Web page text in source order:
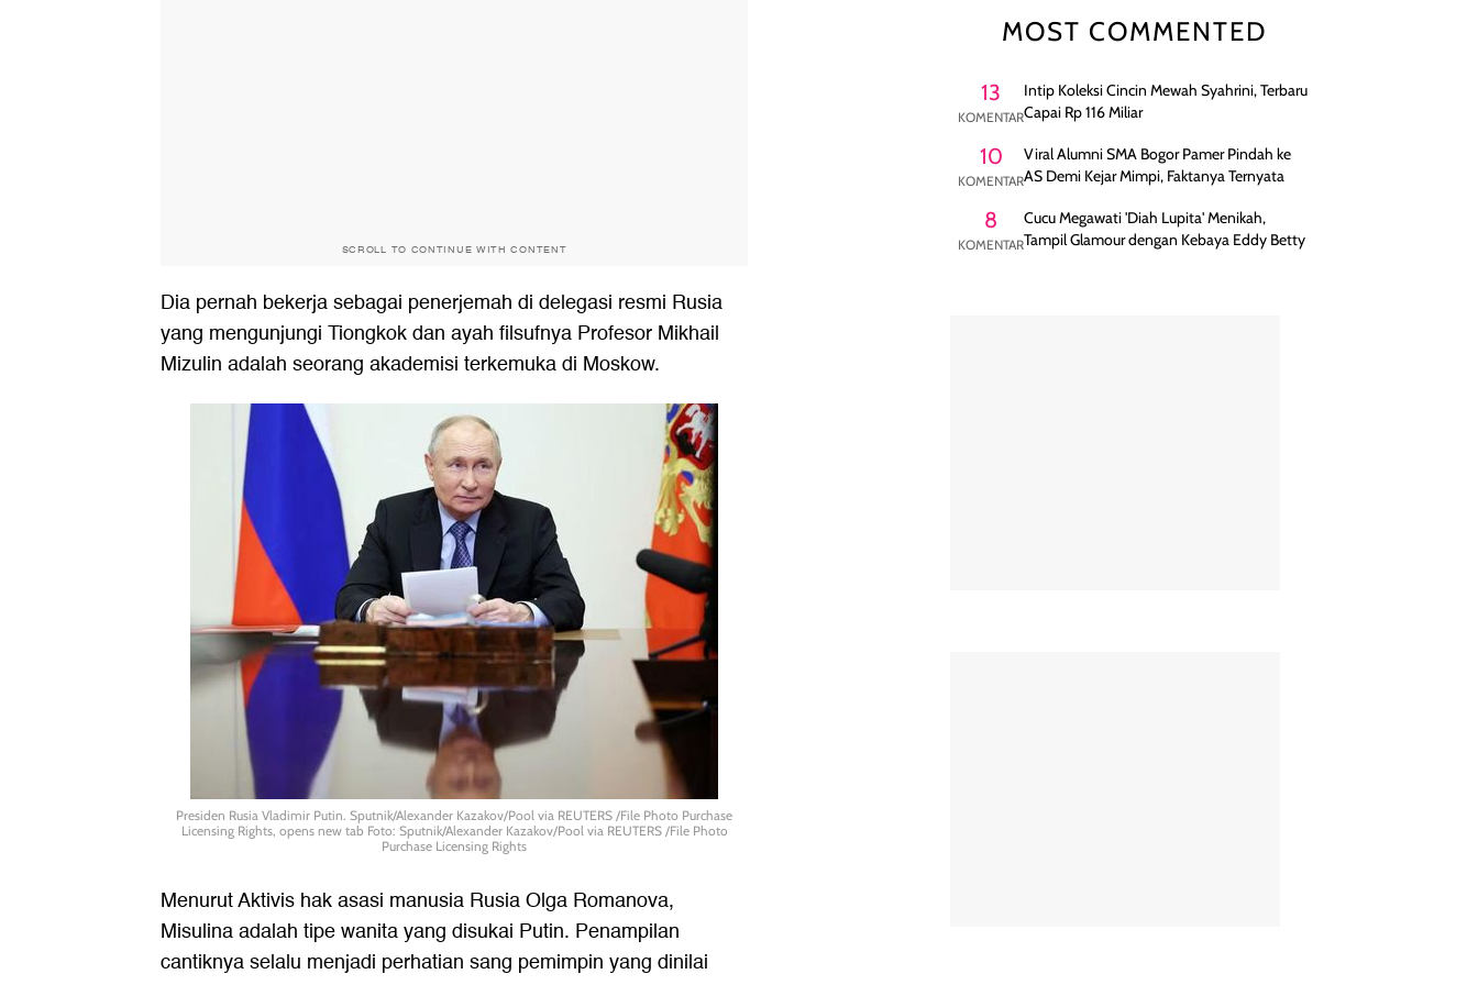
SCROLL TO CONTINUE WITH CONTENT
Dia pernah bekerja sebagai penerjemah di delegasi resmi Rusia
yang mengunjungi Tiongkok dan ayah filsufnya Profesor Mikhail
Mizulin adalah seorang akademisi terkemuka di Moskow.
Presiden Rusia Vladimir Putin. Sputnik/Alexander Kazakov/Pool via REUTERS /File Photo Purchase
Licensing Rights, opens new tab Foto: Sputnik/Alexander Kazakov/Pool via REUTERS /File Photo
Purchase Licensing Rights
Menurut Aktivis hak asasi manusia Rusia Olga Romanova,
Misulina adalah tipe wanita yang disukai Putin. Penampilan
cantiknya selalu menjadi perhatian sang pemimpin yang dinilai
MOST COMMENTED
13
KOMENTAR
Intip Koleksi Cincin Mewah Syahrini, Terbaru
Capai Rp 116 Miliar
10
KOMENTAR
Viral Alumni SMA Bogor Pamer Pindah ke
AS Demi Kejar Mimpi, Faktanya Ternyata
8
KOMENTAR
Cucu Megawati 'Diah Lupita' Menikah,
Tampil Glamour dengan Kebaya Eddy Betty